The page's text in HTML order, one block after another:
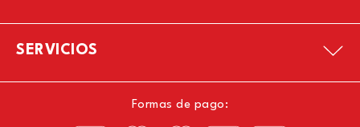
SERVICIOS
Formas de pago: